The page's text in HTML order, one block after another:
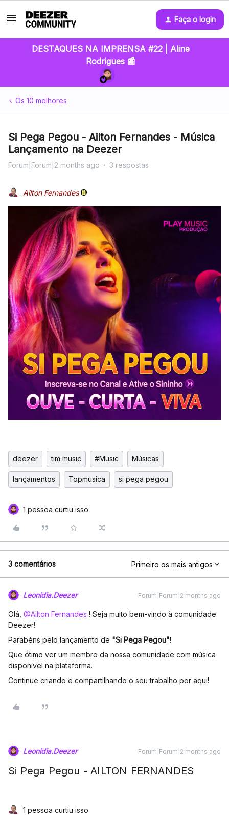
Faça o login
DESTAQUES NA IMPRENSA #22 | Aline
Rodrigues 📰
Os 10 melhores
Si Pega Pegou - Ailton Fernandes - Música
Lançamento na Deezer
Forum|Forum|2 months ago 3 respostas
Ailton Fernandes
deezer tim music #Music Músicas
lançamentos Topmusica si pega pegou
1 pessoa curtiu isso
3 comentários Primeiro os mais antigos
Leonídia.Deezer Forum|Forum|2 months ago
Olá, ​ @Ailton Fernandes ! Seja muito bem-vindo à comunidade
Deezer!
Parabéns pelo lançamento de "Si Pega Pegou"!
Que ótimo ver um membro da nossa comunidade com música
disponível na plataforma.
Continue criando e compartilhando o seu trabalho por aqui!
Leonídia.Deezer Forum|Forum|2 months ago
Si Pega Pegou - AILTON FERNANDES
1 pessoa curtiu isso